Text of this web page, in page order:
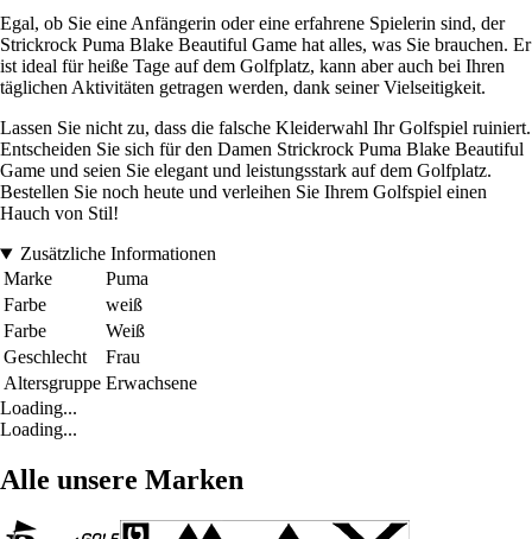
Egal, ob Sie eine Anfängerin oder eine erfahrene Spielerin sind, der
Strickrock Puma Blake Beautiful Game hat alles, was Sie brauchen. Er
ist ideal für heiße Tage auf dem Golfplatz, kann aber auch bei Ihren
täglichen Aktivitäten getragen werden, dank seiner Vielseitigkeit.
Lassen Sie nicht zu, dass die falsche Kleiderwahl Ihr Golfspiel ruiniert.
Entscheiden Sie sich für den Damen Strickrock Puma Blake Beautiful
Game und seien Sie elegant und leistungsstark auf dem Golfplatz.
Bestellen Sie noch heute und verleihen Sie Ihrem Golfspiel einen
Hauch von Stil!
Zusätzliche Informationen
Marke
Puma
Farbe
weiß
Farbe
Weiß
Geschlecht
Frau
Altersgruppe Erwachsene
Loading...
Loading...
Alle unsere Marken